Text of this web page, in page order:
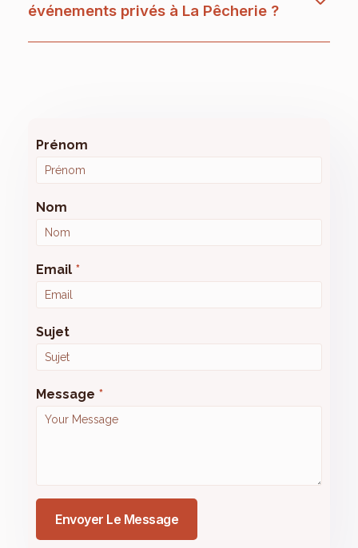
événements privés à La Pêcherie ?
Prénom
Nom
Email *
Sujet
Message *
Envoyer Le Message